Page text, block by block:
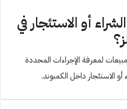
أو الاستئجار في
لمعرفة الإجراءات المحددة
الاستئجار داخل الكمبوند.